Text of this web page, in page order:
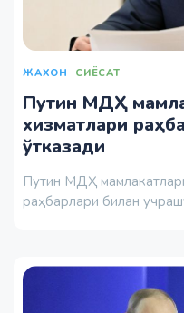
ЖАХОН СИЁСАТ
Путин МДҲ
хизматлари
ўтказади
Путин МДҲ
раҳбарлари билан